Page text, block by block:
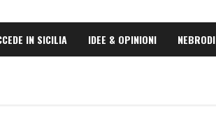
IN SICILIA IDEE & OPINIONI NEBRODI